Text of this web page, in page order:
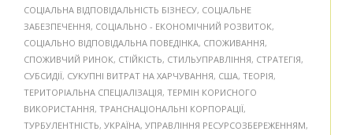
СОЦІАЛЬНА ВІДПОВІДАЛЬНІСТЬ БІЗНЕСУ, СОЦІАЛЬНЕ
ЗАБЕЗПЕЧЕННЯ, СОЦІАЛЬНО - ЕКОНОМІЧНИЙ РОЗВИТОК,
СОЦІАЛЬНО ВІДПОВІДАЛЬНА ПОВЕДІНКА, СПОЖИВАННЯ,
СПОЖИВЧИЙ РИНОК, СТІЙКІСТЬ, СТИЛЬУПРАВЛІННЯ, СТРАТЕГІЯ,
СУБСИДІЇ, СУКУПНІ ВИТРАТ НА ХАРЧУВАННЯ, США, ТЕОРІЯ,
ТЕРИТОРІАЛЬНА СПЕЦІАЛІЗАЦІЯ, ТЕРМІН КОРИСНОГО
ВИКОРИСТАННЯ, ТРАНСНАЦІОНАЛЬНІ КОРПОРАЦІЇ,
ТУРБУЛЕНТНІСТЬ, УКРАЇНА, УПРАВЛІННЯ РЕСУРСОЗБЕРЕЖЕННЯМ,